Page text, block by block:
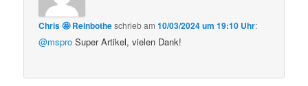
Chris 🤩 Reinbotheschriebam10/03/2024 um 19:10 Uhr:
@mspro Super Artikel, vielen Dank!